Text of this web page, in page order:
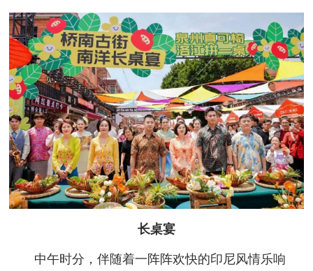
长桌宴
中午时分，伴随着一阵阵欢快的印尼风情乐响